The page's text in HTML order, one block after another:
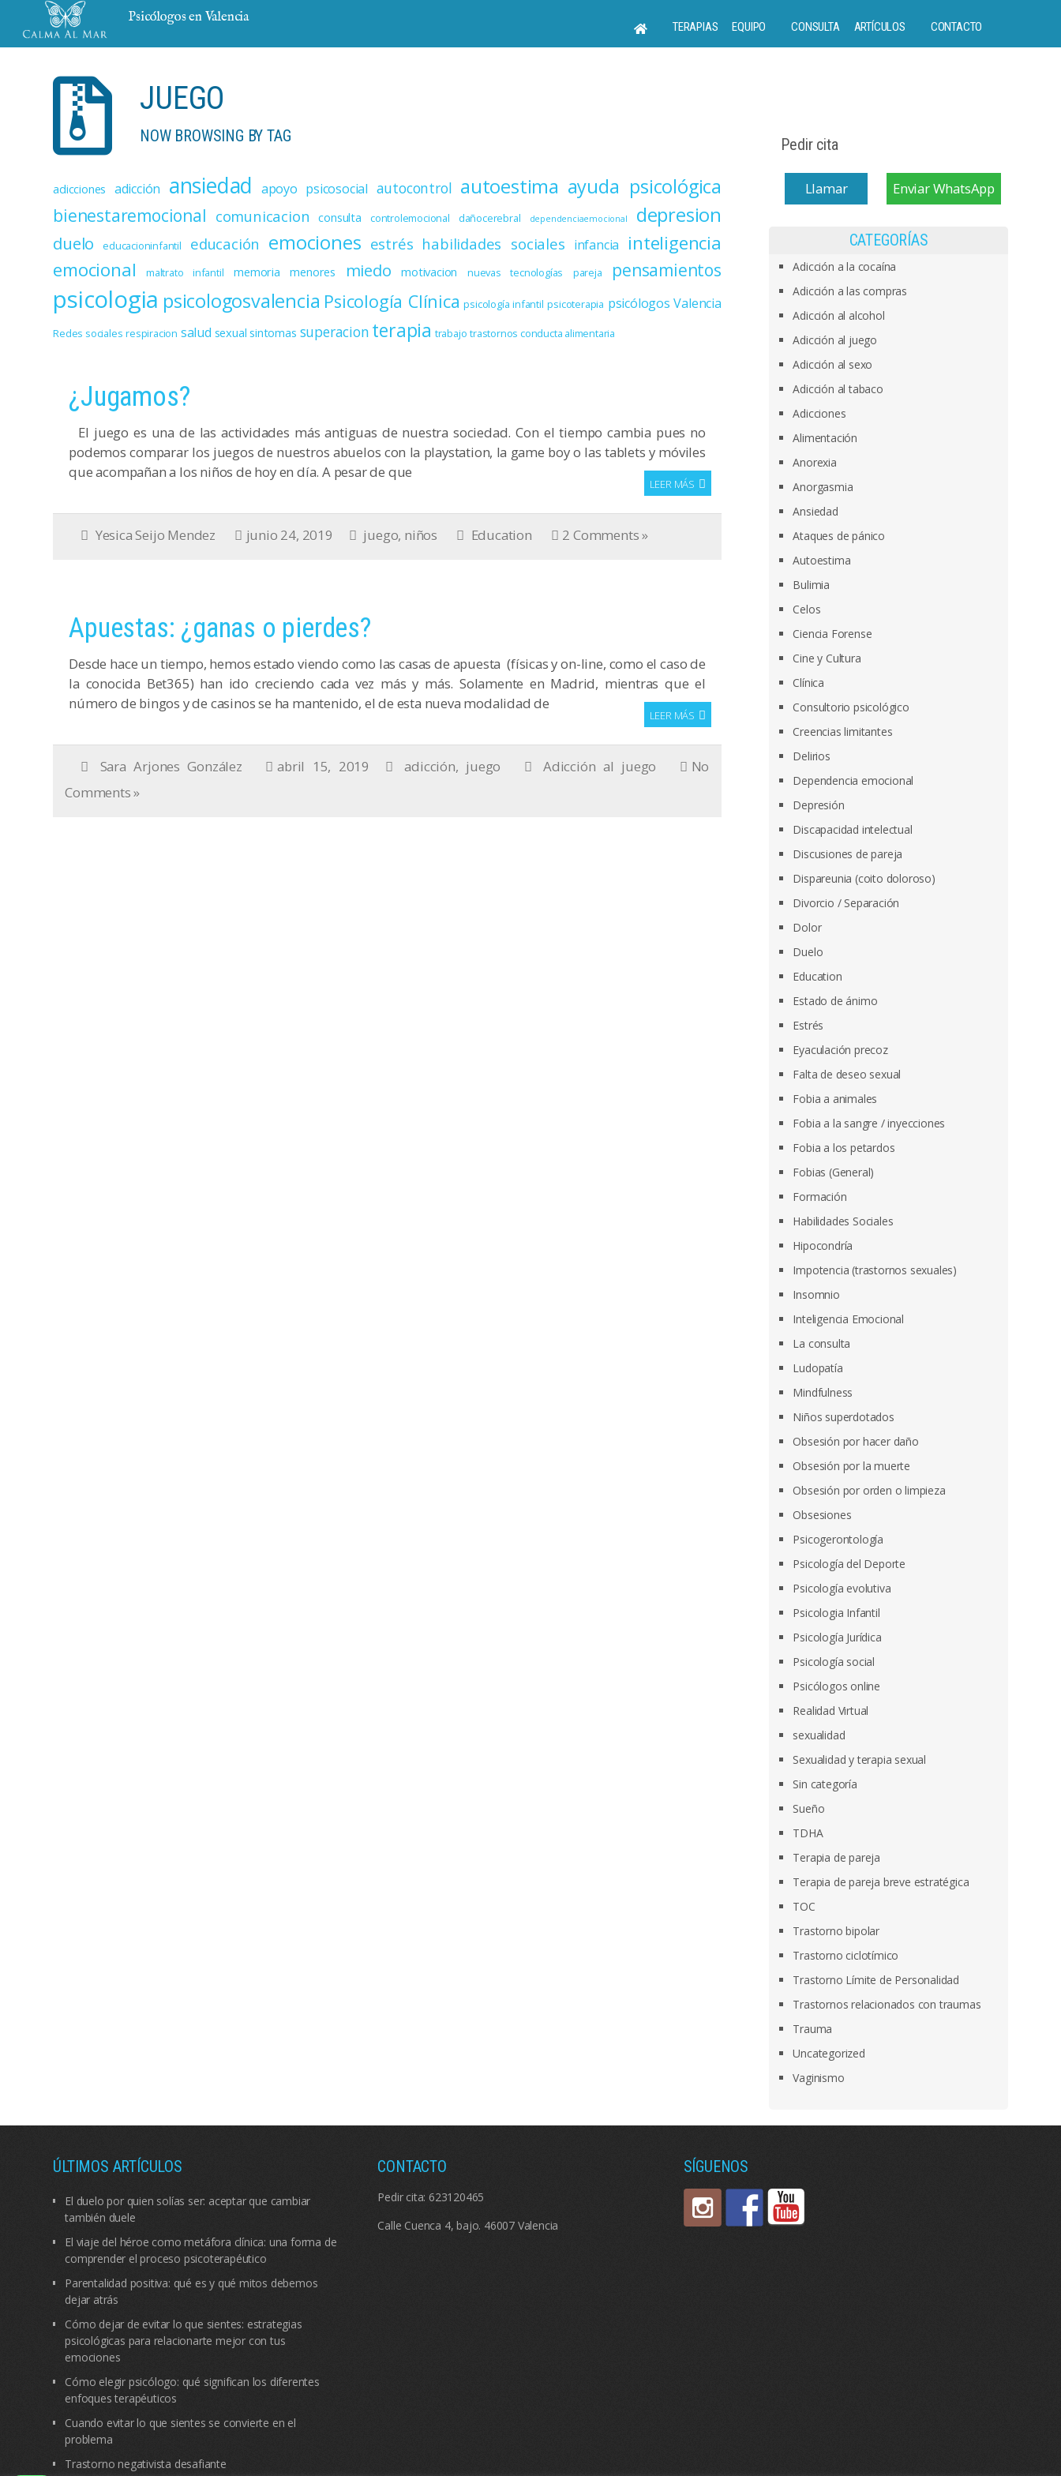
Psicólogos en Valencia
TERAPIAS EQUIPO CONSULTA ARTÍCULOS CONTACTO
JUEGO
NOW BROWSING BY TAG
adicciones adicción ansiedad apoyo psicosocial autocontrol autoestima ayuda psicológica
bienestaremocional comunicacion consulta controlemocional dañocerebral dependenciaemocional depresion
duelo educacioninfantil educación emociones estrés habilidades sociales infancia
inteligencia
emocional
maltrato infantil memoria menores miedo motivacion nuevas tecnologías pareja pensamientos
psicologia psicologosvalencia Psicología Clínica psicología infantil psicoterapia psicólogos Valencia
Redes sociales respiracion salud sexual sintomas superacion terapia trabajo trastornos conducta alimentaria
¿Jugamos?
El juego es una de las actividades más antiguas de nuestra sociedad. Con el tiempo cambia pues no
podemos comparar los juegos de nuestros abuelos con la playstation, la game boy o las tablets y móviles
que acompañan a los niños de hoy en día. A pesar de que
LEER MÁS
Yesica Seijo Mendez junio 24, 2019 juego, niños Education 2 Comments »
Apuestas: ¿ganas o pierdes?
Desde hace un tiempo, hemos estado viendo como las casas de apuesta (físicas y on-line, como el caso de
la conocida Bet365) han ido creciendo cada vez más y más. Solamente en Madrid, mientras que el
número de bingos y de casinos se ha mantenido, el de esta nueva modalidad de
LEER MÁS
Sara Arjones González abril 15, 2019 adicción, juego Adicción al juego
No
Comments »
Pedir cita
Llamar Enviar WhatsApp
CATEGORÍAS
Adicción a la cocaína
Adicción a las compras
Adicción al alcohol
Adicción al juego
Adicción al sexo
Adicción al tabaco
Adicciones
Alimentación
Anorexia
Anorgasmia
Ansiedad
Ataques de pánico
Autoestima
Bulimia
Celos
Ciencia Forense
Cine y Cultura
Clínica
Consultorio psicológico
Creencias limitantes
Delirios
Dependencia emocional
Depresión
Discapacidad intelectual
Discusiones de pareja
Dispareunia (coito doloroso)
Divorcio / Separación
Dolor
Duelo
Education
Estado de ánimo
Estrés
Eyaculación precoz
Falta de deseo sexual
Fobia a animales
Fobia a la sangre / inyecciones
Fobia a los petardos
Fobias (General)
Formación
Habilidades Sociales
Hipocondría
Impotencia (trastornos sexuales)
Insomnio
Inteligencia Emocional
La consulta
Ludopatía
Mindfulness
Niños superdotados
Obsesión por hacer daño
Obsesión por la muerte
Obsesión por orden o limpieza
Obsesiones
Psicogerontología
Psicología del Deporte
Psicología evolutiva
Psicologia Infantil
Psicología Jurídica
Psicología social
Psicólogos online
Realidad Virtual
sexualidad
Sexualidad y terapia sexual
Sin categoría
Sueño
TDHA
Terapia de pareja
Terapia de pareja breve estratégica
TOC
Trastorno bipolar
Trastorno ciclotímico
Trastorno Límite de Personalidad
Trastornos relacionados con traumas
Trauma
Uncategorized
Vaginismo
ÚLTIMOS ARTÍCULOS
El duelo por quien solías ser: aceptar que cambiar
también duele
El viaje del héroe como metáfora clínica: una forma de
comprender el proceso psicoterapéutico
Parentalidad positiva: qué es y qué mitos debemos
dejar atrás
Cómo dejar de evitar lo que sientes: estrategias
psicológicas para relacionarte mejor con tus
emociones
Cómo elegir psicólogo: qué significan los diferentes
enfoques terapéuticos
Cuando evitar lo que sientes se convierte en el
problema
Trastorno negativista desafiante
CONTACTO
Pedir cita: 623120465
Calle Cuenca 4, bajo. 46007 Valencia
SÍGUENOS